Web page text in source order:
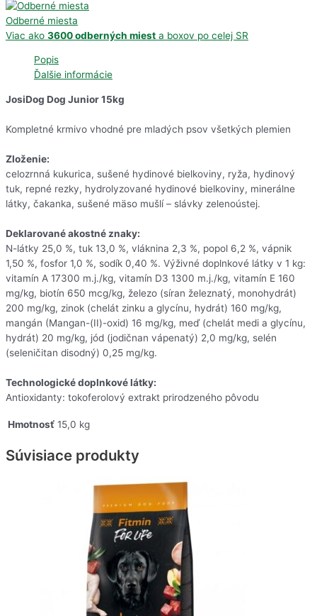
Odberné miesta
Viac ako 3600 odberných miest a boxov po celej SR
Popis
Ďalšie informácie
JosiDog Dog Junior 15kg
Kompletné krmivo vhodné pre mladých psov všetkých plemien
Zloženie:
celozrnná kukurica, sušené hydinové bielkoviny, ryža, hydinový
tuk, repné rezky, hydrolyzované hydinové bielkoviny, minerálne
látky, čakanka, sušené mäso mušlí – slávky zelenoústej.
Deklarované akostné znaky:
N-látky 25,0 %, tuk 13,0 %, vláknina 2,3 %, popol 6,2 %, vápnik
1,50 %, fosfor 1,0 %, sodík 0,40 %. Výživné doplnkové látky v 1 kg:
vitamín A 17300 m.j./kg, vitamín D3 1300 m.j./kg, vitamín E 160
mg/kg, biotín 650 mcg/kg, železo (síran železnatý, monohydrát)
200 mg/kg, zinok (chelát zinku a glycínu, hydrát) 160 mg/kg,
mangán (Mangan-(II)-oxid) 16 mg/kg, meď (chelát medi a glycínu,
hydrát) 20 mg/kg, jód (jodičnan vápenatý) 2,0 mg/kg, selén
(seleničitan disodný) 0,25 mg/kg.
Technologické doplnkové látky:
Antioxidanty: tokoferolový extrakt prirodzeného pôvodu
Hmotnosť 15,0 kg
Súvisiace produkty